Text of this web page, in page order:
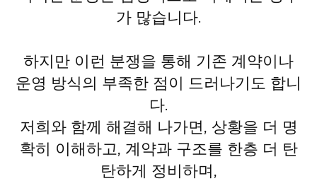
가 많습니다.
하지만 이런 분쟁을 통해 기존 계약이나
운영 방식의 부족한 점이 드러나기도 합니
다.
저희와 함께 해결해 나가면, 상황을 더 명
확히 이해하고, 계약과 구조를 한층 더 탄
탄하게 정비하며,